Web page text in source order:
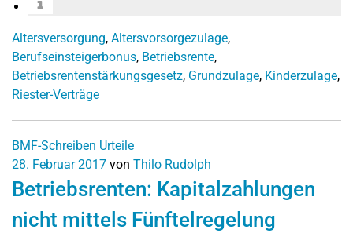
Altersversorgung, Altersvorsorgezulage,
Berufseinsteigerbonus, Betriebsrente,
Betriebsrentenstärkungsgesetz, Grundzulage, Kinderzulage,
Riester-Verträge
BMF-Schreiben Urteile
28. Februar 2017 von Thilo Rudolph
Betriebsrenten: Kapitalzahlungen
nicht mittels Fünftelregelung